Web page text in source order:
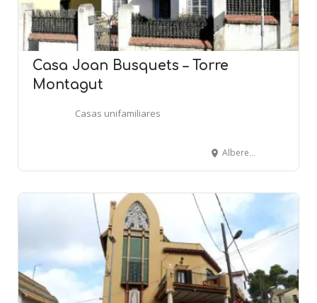
Casa Joan Busquets – Torre
Montagut
Casas unifamiliares
Alberes, 23 - BARCELONA